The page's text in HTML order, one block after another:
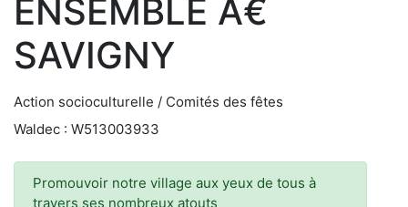
ENSEMBLE Ã€
SAVIGNY
Action socioculturelle / Comités des fêtes
Waldec : W513003933
Promouvoir notre village aux yeux de tous à
travers ses nombreux atouts